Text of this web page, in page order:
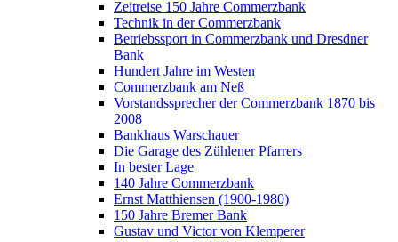
Zeitreise 150 Jahre Commerzbank
Technik in der Commerzbank
Betriebssport in Commerzbank und Dresdner
Bank
Hundert Jahre im Westen
Commerzbank am Neß
Vorstandssprecher der Commerzbank 1870 bis
2008
Bankhaus Warschauer
Die Garage des Zühlener Pfarrers
In bester Lage
140 Jahre Commerzbank
Ernst Matthiensen (1900-1980)
150 Jahre Bremer Bank
Gustav und Victor von Klemperer